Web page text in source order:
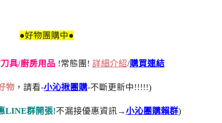
●好物團購中●
具/廚房用品 !常態團! 詳細介紹/購買連結
物 ，請看-小沁揪團購-不斷更新中!!!!!)
LINE群開張!不漏接優惠資訊→小沁團購賴群)